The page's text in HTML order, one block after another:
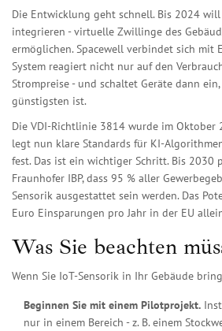
Die Entwicklung geht schnell. Bis 2024
integrieren - virtuelle Zwillinge des
ermöglichen. Spacewell verbindet sich mit
System reagiert nicht nur auf den
Strompreise - und schaltet Geräte dann
günstigsten ist.
Die VDI-Richtlinie 3814 wurde im
legt nun klare Standards für KI-
fest. Das ist ein wichtiger Schritt. Bis 2030
Fraunhofer IBP, dass 95 % aller
Sensorik ausgestattet sein werden. Das
Euro Einsparungen pro Jahr in der EU
Was Sie beachten
Wenn Sie IoT-Sensorik in Ihr Gebäude
Beginnen Sie mit einem Pilotprojekt.
nur in einem Bereich - z. B. einem